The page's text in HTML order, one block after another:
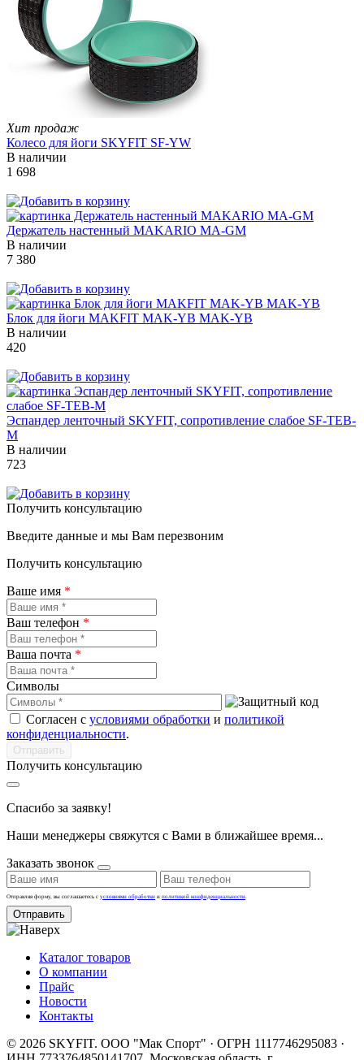
Хит продаж
Колесо для йоги SKYFIT SF-YW
В наличии
1 698
Держатель настенный MAKARIO MA-GM
В наличии
7 380
Блок для йоги MAKFIT MAK-YB MAK-YB
В наличии
420
Эспандер ленточный SKYFIT, сопротивление слабое SF-TEB-
M
В наличии
723
Получить консультацию
Введите данные и мы Вам перезвоним
Получить консультацию
Ваше имя *
Ваш телефон *
Ваша почта *
Символы
Согласен с условиями обработки и политикой
конфиденциальности.
Получить консультацию
Спасибо за заявку!
Наши менеджеры свяжутся с Вами в ближайшее время...
Заказать звонок
Отправляя форму, вы соглашаетесь с условиями обработки и политикой конфиденциальности.
Отправить
Каталог товаров
О компании
Прайс
Новости
Контакты
© 2026 SKYFIT. ООО "Мак Спорт" · ОГРН 1117746295083 ·